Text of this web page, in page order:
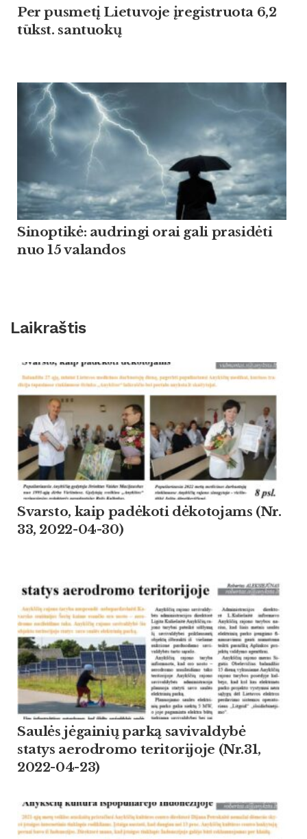
Per pusmetį Lietuvoje įregistruota 6,2
tūkst. santuokų
Sinoptikė: audringi orai gali prasidėti
nuo 15 valandos
Laikraštis
Svarsto, kaip padėkoti dėkotojams (Nr.
33, 2022-04-30)
Saulės jėgainių parką savivaldybė
statys aerodromo teritorijoje (Nr.31,
2022-04-23)